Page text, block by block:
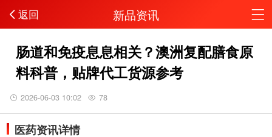
返回 新品资讯
肠道和免疫息息相关？澳洲复配膳食原
料科普，贴牌代工货源参考
2026-06-03 10:02 78
医药资讯详情